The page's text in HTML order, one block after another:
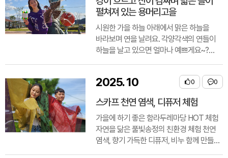
펼쳐져 있는 용머리고을
시원한 가을 하늘 아래에서 맑은 하늘을
바라보며 연을 날려요. 각양각색의 연들이
하늘을 날고 있으면 얼마나 예쁘게요~?
함께 행복한 추억 만들어봐요! 가..
0
2025.10
스카프 천연 염색, 디퓨저 체험
가을에 하기 좋은 함라두레마당 HOT 체험
자연을 닮은 풀빛송정의 친환경 체험 천연
염색, 향기 가득한 디퓨저, 비누 함께 만들어
0